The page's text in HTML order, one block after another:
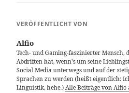
VERÖFFENTLICHT VON
Alfio
Tech- und Gaming-faszinierter Mensch,
Abdriften hat, wenn's um seine
Social Media unterwegs und auf der
Sprachen zu werden (heißt eigentlich:
Linguistik, hehe.)Alle Beiträge von Alfio